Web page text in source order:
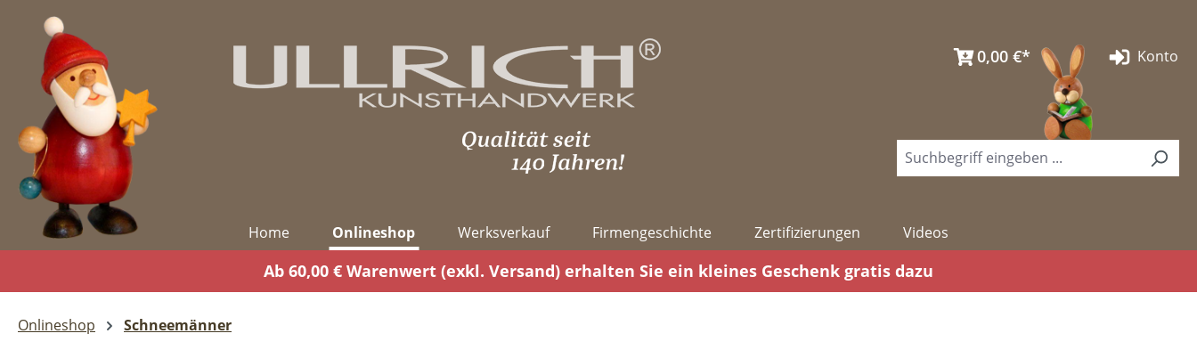
Hauptinhalt springen
Zur Suche springen
Zur Hauptnavigation springen
0,00 €* Konto
Home Onlineshop Werksverkauf Firmengeschichte Zertifizierungen Videos
Ab 60,00 € Warenwert (exkl. Versand) erhalten Sie ein kleines Geschenk gratis dazu
Onlineshop Schneemänner